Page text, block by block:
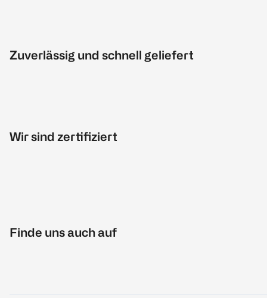
Zuverlässig und schnell geliefert
Wir sind zertifiziert
Finde uns auch auf